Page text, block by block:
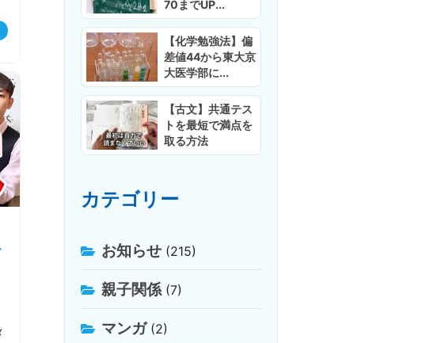
70までUP...
【化学勉強法】偏
差値44から東大京
大医学部に...
【古文】共通テス
トを最短で満点を
取る方法
カテゴリー
お知らせ(215)
親子関係(7)
マンガ(2)